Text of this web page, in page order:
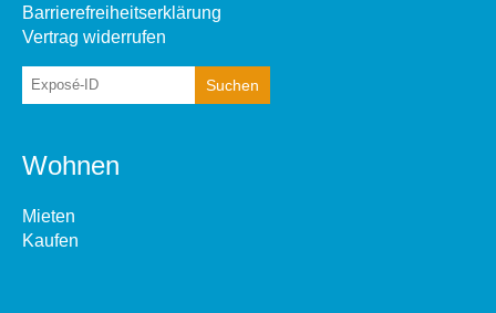
Barrierefreiheitserklärung
Vertrag widerrufen
Wohnen
Mieten
Kaufen